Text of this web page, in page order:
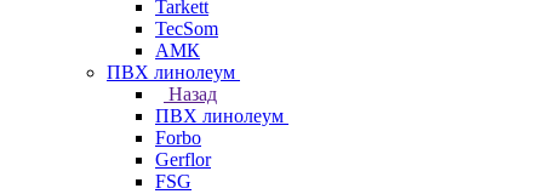
Tarkett
TecSom
АМК
ПВХ линолеум
Назад
ПВХ линолеум
Forbo
Gerflor
FSG